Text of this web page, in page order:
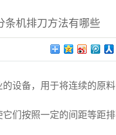
条机排刀方法有哪些
设备，用于将连续的原
按照一定的间距等距